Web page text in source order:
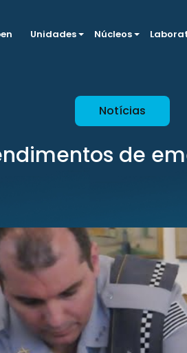
Unidades Núcleos
Notícias
de